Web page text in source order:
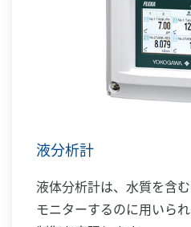
液分析計
液体分析計は、水質を含
モニターするのに用いら